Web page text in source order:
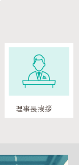
理事長挨拶